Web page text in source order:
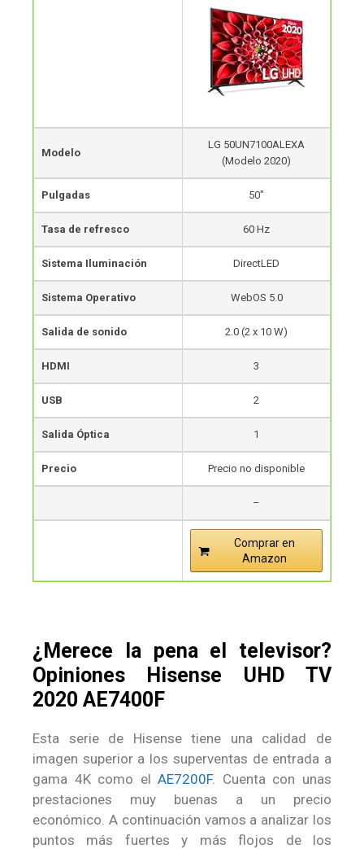
Modelo
LG 50UN7100ALEXA
(Modelo 2020)
Pulgadas 50″
Tasa de refresco 60 Hz
Sistema Iluminación DirectLED
Sistema Operativo WebOS 5.0
Salida de sonido 2.0 (2 x 10 W)
HDMI 3
USB 2
Salida Óptica 1
Precio Precio no disponible
–
Comprar en
Amazon
¿Merece la pena el televisor?
Opiniones Hisense UHD TV
2020 AE7400F
Esta serie de Hisense tiene una calidad de
imagen superior a los superventas de entrada a
gama 4K como elAE7200F. Cuenta con unas
prestaciones muy buenas a un precio
económico. A continuación vamos a analizar los
puntos más fuertes y más flojos de los